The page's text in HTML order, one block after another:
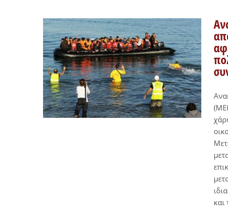
και